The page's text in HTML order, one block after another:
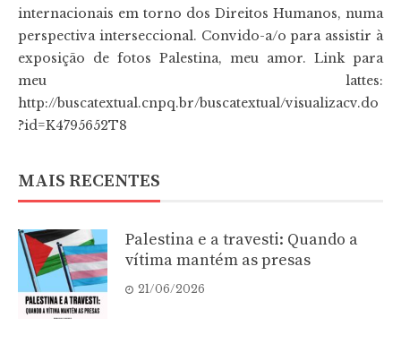
internacionais em torno dos Direitos Humanos, numa
perspectiva interseccional. Convido-a/o para assistir à
exposição de fotos Palestina, meu amor. Link para
meu lattes:
http://buscatextual.cnpq.br/buscatextual/visualizacv.do
?id=K4795652T8
MAIS RECENTES
Palestina e a travesti: Quando a
vítima mantém as presas
21/06/2026